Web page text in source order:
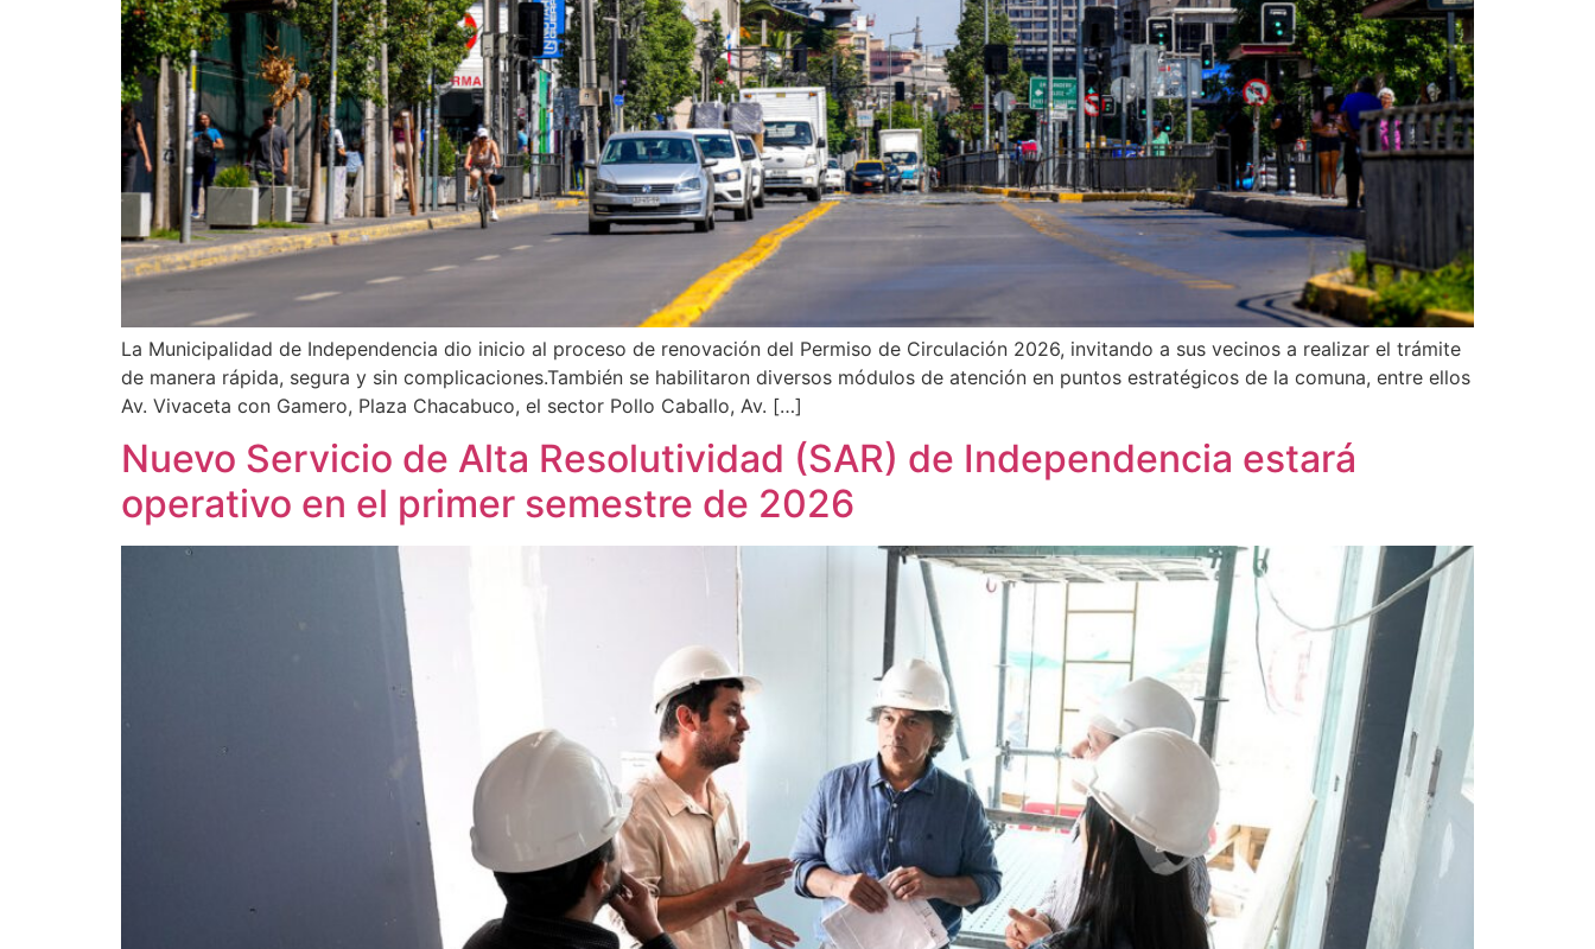
La Municipalidad de Independencia dio inicio al proceso de renovación del Permiso de Circulación 2026, invitando a sus vecinos a realizar el trámite
de manera rápida, segura y sin complicaciones.También se habilitaron diversos módulos de atención en puntos estratégicos de la comuna, entre ellos
Av. Vivaceta con Gamero, Plaza Chacabuco, el sector Pollo Caballo, Av. […]
Nuevo Servicio de Alta Resolutividad (SAR) de Independencia estará
operativo en el primer semestre de 2026